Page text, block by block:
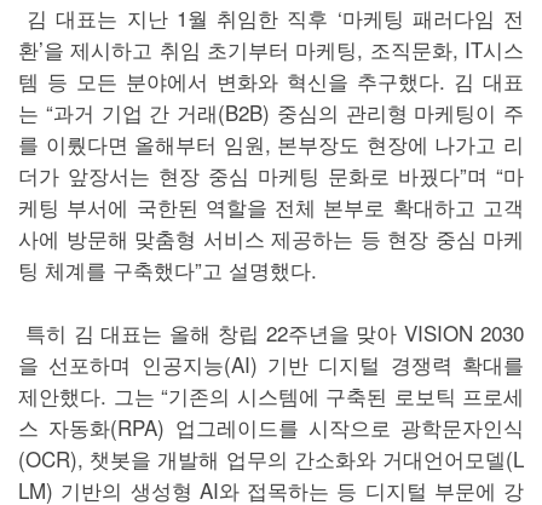
김 대표는 지난 1월 취임한 직후 ‘마케팅 패러다임 전
환’을 제시하고 취임 초기부터 마케팅, 조직문화, IT시스
템 등 모든 분야에서 변화와 혁신을 추구했다. 김 대표
는 “과거 기업 간 거래(B2B) 중심의 관리형 마케팅이 주
를 이뤘다면 올해부터 임원, 본부장도 현장에 나가고 리
더가 앞장서는 현장 중심 마케팅 문화로 바꿨다”며 “마
케팅 부서에 국한된 역할을 전체 본부로 확대하고 고객
사에 방문해 맞춤형 서비스 제공하는 등 현장 중심 마케
팅 체계를 구축했다”고 설명했다.
특히 김 대표는 올해 창립 22주년을 맞아 VISION 2030
을 선포하며 인공지능(AI) 기반 디지털 경쟁력 확대를
제안했다. 그는 “기존의 시스템에 구축된 로보틱 프로세
스 자동화(RPA) 업그레이드를 시작으로 광학문자인식
(OCR), 챗봇을 개발해 업무의 간소화와 거대언어모델(L
LM) 기반의 생성형 AI와 접목하는 등 디지털 부문에 강